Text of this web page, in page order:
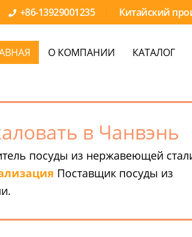
+86-13929001235 Китайский
О КОМПАНИИ КАТАЛОГ
в Чанвэнь
посуды из нержавеющей
Поставщик посуды из